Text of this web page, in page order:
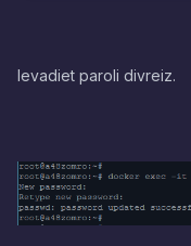
Ievadiet paroli divreiz.